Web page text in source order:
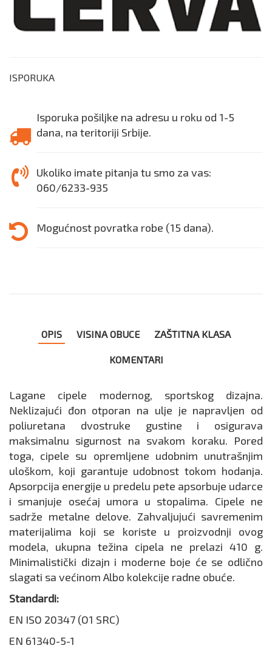
ISPORUKA
Isporuka pošiljke na adresu u roku od 1-5
dana, na teritoriji Srbije.
Ukoliko imate pitanja tu smo za vas:
060/6233-935
Mogućnost povratka robe (15 dana).
OPIS VISINA OBUCE ZAŠTITNA KLASA
KOMENTARI
Lagane cipele modernog, sportskog dizajna.
Neklizajući đon otporan na ulje je napravljen od
poliuretana dvostruke gustine i osigurava
maksimalnu sigurnost na svakom koraku. Pored
toga, cipele su opremljene udobnim unutrašnjim
uloškom, koji garantuje udobnost tokom hodanja.
Apsorpcija energije u predelu pete apsorbuje udarce
i smanjuje osećaj umora u stopalima. Cipele ne
sadrže metalne delove. Zahvaljujući savremenim
materijalima koji se koriste u proizvodnji ovog
modela, ukupna težina cipela ne prelazi 410 g.
Minimalistički dizajn i moderne boje će se odlično
slagati sa većinom Albo kolekcije radne obuće.
Standardi:
EN ISO 20347 (O1 SRC)
EN 61340-5-1